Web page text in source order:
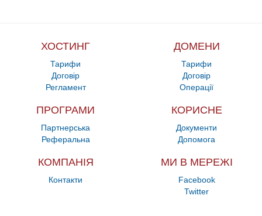
ХОСТИНГ
Тарифи
Договір
Регламент
ДОМЕНИ
Тарифи
Договір
Операції
ПРОГРАМИ
Партнерська
Реферальна
КОРИСНЕ
Документи
Допомога
КОМПАНІЯ
Контакти
МИ В МЕРЕЖІ
Facebook
Twitter